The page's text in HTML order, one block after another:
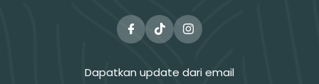
Dapatkan update dari email